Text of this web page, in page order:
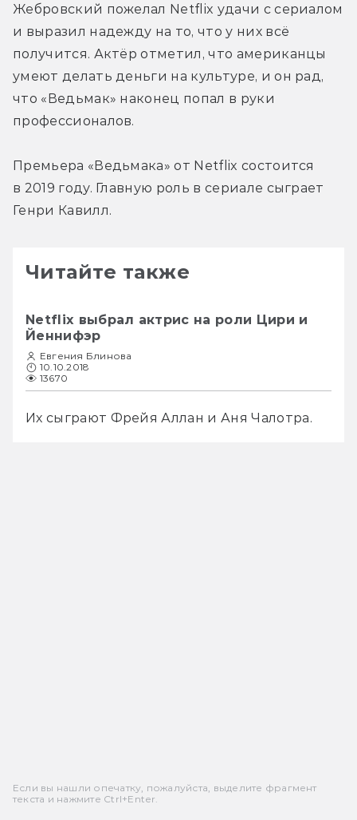
Жебровский пожелал Netflix удачи с сериалом
и выразил надежду на то, что у них всё
получится. Актёр отметил, что американцы
умеют делать деньги на культуре, и он рад,
что «Ведьмак» наконец попал в руки
профессионалов.
Премьера «Ведьмака» от Netflix состоится
в 2019 году. Главную роль в сериале сыграет
Генри Кавилл.
Читайте также
Netflix выбрал актрис на роли Цири и
Йеннифэр
Евгения Блинова
10.10.2018
13670
Их сыграют Фрейя Аллан и Аня Чалотра.
Если вы нашли опечатку, пожалуйста, выделите фрагмент
текста и нажмите Ctrl+Enter.